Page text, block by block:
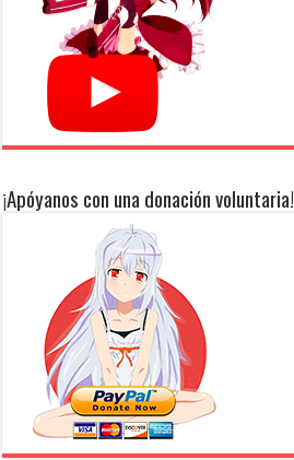
¡Apóyanos con una donación voluntaria!